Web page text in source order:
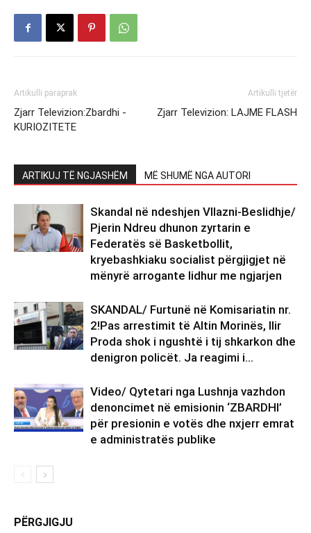
Artikulli paraprak
Zjarr Televizion:Zbardhi -
KURIOZITETE
Artikulli tjetër
Zjarr Televizion: LAJME FLASH
ARTIKUJ TË NGJASHËM MË SHUMË NGA AUTORI
Skandal në ndeshjen Vllazni-Beslidhje/
Pjerin Ndreu dhunon zyrtarin e
Federatës së Basketbollit,
kryebashkiaku socialist përgjigjet në
mënyrë arrogante lidhur me ngjarjen
SKANDAL/ Furtunë në Komisariatin nr.
2!Pas arrestimit të Altin Morinës, Ilir
Proda shok i ngushtë i tij shkarkon dhe
denigron policët. Ja reagimi i...
Video/ Qytetari nga Lushnja vazhdon
denoncimet në emisionin ‘ZBARDHI’
për presionin e votës dhe nxjerr emrat
e administratës publike
PËRGJIGJU